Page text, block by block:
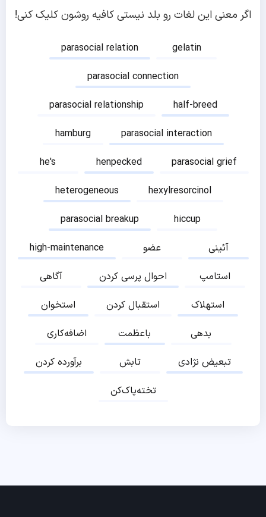
اگر معنی این لغات رو بلد نیستی کافیه روشون کلیک کنی!
parasocial relation
gelatin
parasocial connection
parasocial relationship
half-breed
hamburg
parasocial interaction
he's
henpecked
parasocial grief
heterogeneous
hexylresorcinol
parasocial breakup
hiccup
high-maintenance
عضو
آئینی
آگاهی
احوال پرسی کردن
استامپ
استخوان
استقبال کردن
استهلاک
اضافه‌کاری
باعظمت
بدهی
برآورده کردن
تابش
تبعیض نژادی
تخته‌پاک‌کن